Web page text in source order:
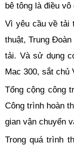
bê tông là điều
Vì yêu cầu về tải
thuật, Trung
tải. Và sử dụng
Mac 300, sắt chủ
Tổng cộng công
Công trình hoàn
gian vận chuyển
Trong quá trình